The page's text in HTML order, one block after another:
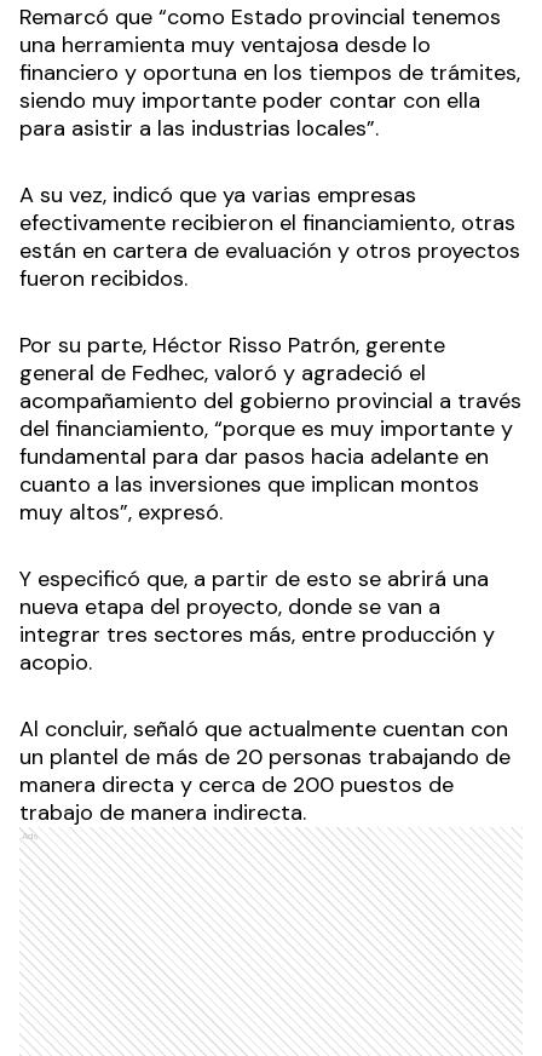
Remarcó que “como Estado provincial tenemos
una herramienta muy ventajosa desde lo
financiero y oportuna en los tiempos de trámites,
siendo muy importante poder contar con ella
para asistir a las industrias locales”.
A su vez, indicó que ya varias empresas
efectivamente recibieron el financiamiento, otras
están en cartera de evaluación y otros proyectos
fueron recibidos.
Por su parte, Héctor Risso Patrón, gerente
general de Fedhec, valoró y agradeció el
acompañamiento del gobierno provincial a través
del financiamiento, “porque es muy importante y
fundamental para dar pasos hacia adelante en
cuanto a las inversiones que implican montos
muy altos”, expresó.
Y especificó que, a partir de esto se abrirá una
nueva etapa del proyecto, donde se van a
integrar tres sectores más, entre producción y
acopio.
Al concluir, señaló que actualmente cuentan con
un plantel de más de 20 personas trabajando de
manera directa y cerca de 200 puestos de
trabajo de manera indirecta.
Ads